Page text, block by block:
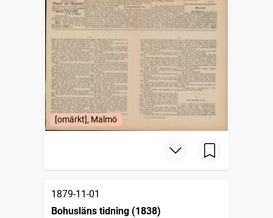
[omärkt], Malmö
1879-11-01
Bohusläns tidning (1838)